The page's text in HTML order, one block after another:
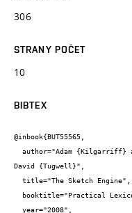
306
STRANY POČET
10
BIBTEX
@inbook{BUT55565,
David {Tugwell}",